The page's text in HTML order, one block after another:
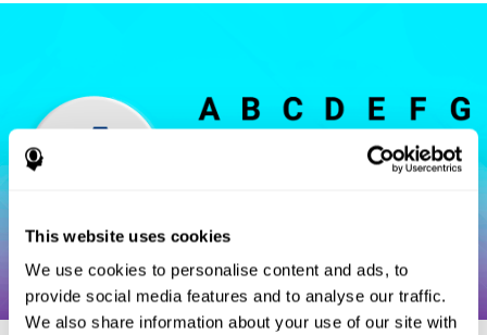
This website uses cookies
We use cookies to personalise content and ads, to
provide social media features and to analyse our traffic.
We also share information about your use of our site with